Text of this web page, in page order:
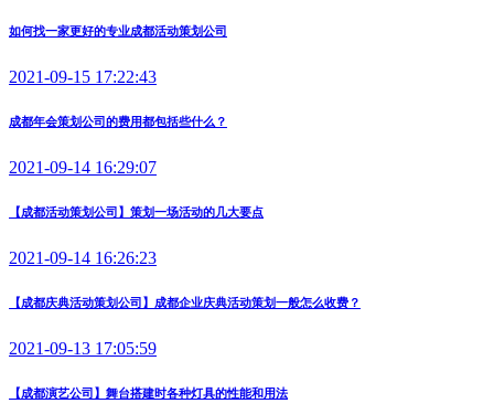
如何找一家更好的专业成都活动策划公司
2021-09-15 17:22:43
成都年会策划公司的费用都包括些什么？
2021-09-14 16:29:07
【成都活动策划公司】策划一场活动的几大要点
2021-09-14 16:26:23
【成都庆典活动策划公司】成都企业庆典活动策划一般怎么收费？
2021-09-13 17:05:59
【成都演艺公司】舞台搭建时各种灯具的性能和用法